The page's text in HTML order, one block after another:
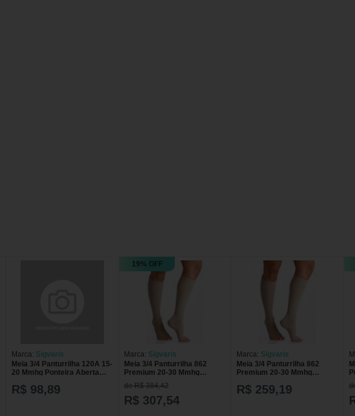
Marca: Sigvaris
Meia 3/4 Panturrilha 120A 15-
20 Mmhg Ponteira Aberta
Pequena
R$ 98,89
19% OFF
Marca: Sigvaris
Meia 3/4 Panturrilha 862
Premium 20-30 Mmhg
Ponteira Aberta Sigvaris
de R$ 384,42
R$ 307,54
Marca: Sigvaris
Meia 3/4 Panturrilha 862
Premium 20-30 Mmhg
R$ 259,19